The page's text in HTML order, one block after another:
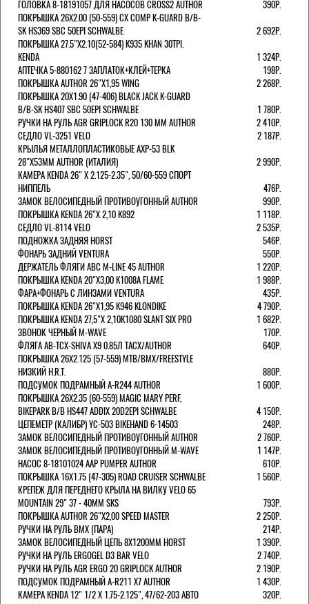
ГОЛОВКА 8-18191057 ДЛЯ НАСОСОВ CROSS2 AUTHOR
390Р.
ПОКРЫШКА 26X2.00 (50-559) CX COMP K-GUARD B/B-
SK HS369 SBC 50EPI SCHWALBE
2 692Р.
ПОКРЫШКА 27.5"Х2.10(52-584) K935 KHAN 30TPI.
KENDA
1 324Р.
АПТЕЧКА 5-880162 7 ЗАПЛАТОК+КЛЕЙ+ТЕРКА
198Р.
ПОКРЫШКА AUTHOR 26"Х1,95 WING
2 268Р.
ПОКРЫШКА 20X1.90 (47-406) BLACK JACK K-GUARD
B/B-SK HS407 SBC 50EPI SCHWALBE
1 780Р.
РУЧКИ НА РУЛЬ AGR GRIPLOCK R20 130 ММ AUTHOR
2 410Р.
СЕДЛО VL-3251 VELO
2 187Р.
КРЫЛЬЯ МЕТАЛЛОПЛАСТИКОВЫЕ AXP-53 BLK
28"Х53ММ AUTHOR (ИТАЛИЯ)
2 990Р.
КАМЕРА KENDA 26" Х 2.125-2.35", 50/60-559 СПОРТ
НИППЕЛЬ
476Р.
ЗАМОК ВЕЛОСИПЕДНЫЙ ПРОТИВОУГОННЫЙ AUTHOR
990Р.
ПОКРЫШКА KENDA 26"Х 2,10 K892
1 118Р.
СЕДЛО VL-8114 VELO
2 535Р.
ПОДНОЖКА ЗАДНЯЯ HORST
546Р.
ФОНАРЬ ЗАДНИЙ VENTURA
550Р.
ДЕРЖАТЕЛЬ ФЛЯГИ АВС M-LINE 45 AUTHOR
1 220Р.
ПОКРЫШКА KENDA 20"Х3,00 K1008A FLAME
1 988Р.
ФАРА+ФОНАРЬ С ЛИНЗАМИ VENTURA
435Р.
ПОКРЫШКА KENDA 26"Х1,95 K946 KLONDIKE
4 790Р.
ПОКРЫШКА KENDA 27,5"Х 2,10K1080 SLANT SIX PRO
1 682Р.
ЗВОНОК ЧЕРНЫЙ M-WAVE
170Р.
ФЛЯГА AB-TCX-SHIVA X9 0.85Л TACX/AUTHOR
640Р.
ПОКРЫШКА 26X2.125 (57-559) MTB/BMX/FREESTYLE
НИЗКИЙ H.R.T.
880Р.
ПОДСУМОК ПОДРАМНЫЙ A-R244 AUTHOR
1 600Р.
ПОКРЫШКА 26X2.35 (60-559) MAGIC MARY PERF,
BIKEPARK B/B HS447 ADDIX 20D2EPI SCHWALBE
4 150Р.
ЦЕПЕМЕТР (КАЛИБР) YC-503 BIKEHAND 6-14503
248Р.
ЗАМОК ВЕЛОСИПЕДНЫЙ ПРОТИВОУГОННЫЙ AUTHOR
2 760Р.
ЗАМОК ВЕЛОСИПЕДНЫЙ ПРОТИВОУГОННЫЙ M-WAVE
1 147Р.
НАСОС 8-18101024 AAP PUMPER AUTHOR
610Р.
ПОКРЫШКА 16X1.75 (47-305) ROAD CRUISER SCHWALBE
1 560Р.
КРЕПЕЖ ДЛЯ ПЕРЕДНЕГО КРЫЛА НА ВИЛКУ VELO 65
MOUNTAIN 29" 37 - 40ММ SKS
793Р.
ПОКРЫШКА AUTHOR 26"Х2,00 SPEED MASTER
2 250Р.
РУЧКИ НА РУЛЬ BMX (ПАРА)
214Р.
ЗАМОК ВЕЛОCИПЕДНЫЙ ЦЕПЬ 8Х1200ММ HORST
1 390Р.
РУЧКИ НА РУЛЬ ERGOGEL D3 BAR VELO
2 740Р.
РУЧКИ НА РУЛЬ AGR ERGO 20 GRIPLOCK AUTHOR
2 190Р.
ПОДСУМОК ПОДРАМНЫЙ A-R211 X7 AUTHOR
1 430Р.
КАМЕРА KENDA 12" 1/2 Х 1.75-2.125", 47/62-203 АВТО
320Р.